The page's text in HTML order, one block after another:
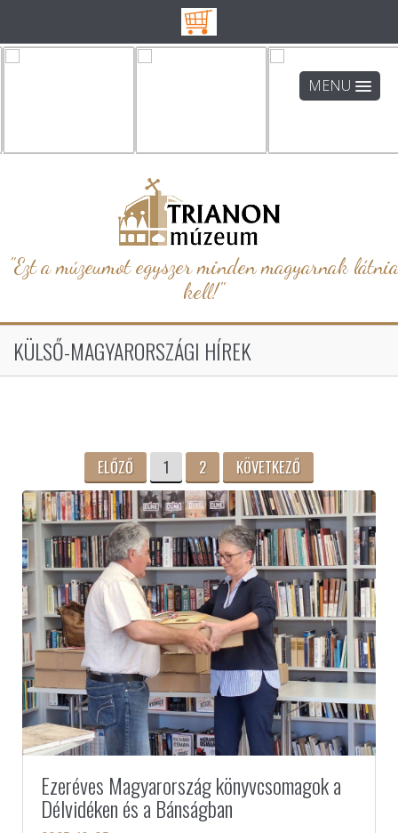
MENU
"Ezt a múzeumot egyszer minden magyarnak látnia
kell!"
KÜLSŐ-MAGYARORSZÁGI HÍREK
ELŐZŐ 1 2 KÖVETKEZŐ
Ezeréves Magyarország könyvcsomagok a
Délvidéken és a Bánságban